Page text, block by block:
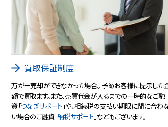
買取保証制度
万が一売却ができなかった場合。 予めお客様に提示した
額で買取ます。また、売買代金が入るまでの一時的なご融
資「つなぎサポート 」や、相続税の支払い期限に間に合わ
い場合のご融資「納税サポート 」などもございます。